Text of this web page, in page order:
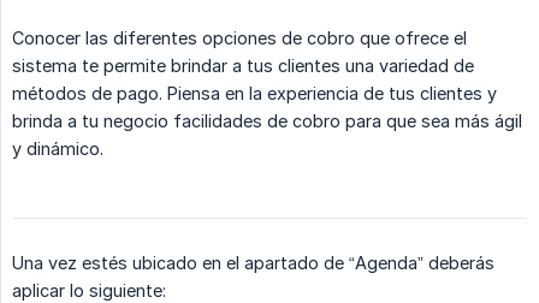
Conocer las diferentes opciones de cobro que ofrece el
sistema te permite brindar a tus clientes una variedad de
métodos de pago. Piensa en la experiencia de tus clientes y
brinda a tu negocio facilidades de cobro para que sea más ágil
y dinámico.
Una vez estés ubicado en el apartado de “Agenda” deberás
aplicar lo siguiente: